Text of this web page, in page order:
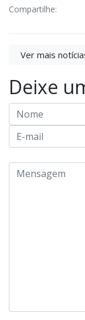
Compartilhe:
Ver mais
Deixe